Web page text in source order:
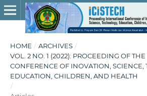
HOME / ARCHIVES /
VOL. 2 NO. 1 (2022): PROCEEDING OF
CONFERENCE OF INOVATION, SCIENCE,
EDUCATION, CHILDREN, AND HEALTH
/